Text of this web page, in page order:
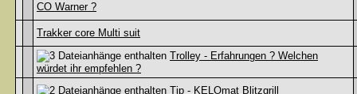
CO Warner ?
Trakker core Multi suit
Trolley - Erfahrungen ? Welchen
würdet ihr empfehlen ?
Tip - KELOmat Blitzgrill